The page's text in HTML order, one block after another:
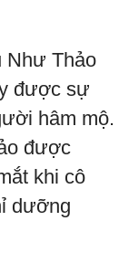
Như Thảo
được sự
hâm mộ.
được
khi cô
dưỡng